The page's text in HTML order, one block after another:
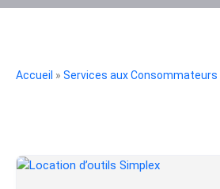
Accueil » Services aux Consommateurs